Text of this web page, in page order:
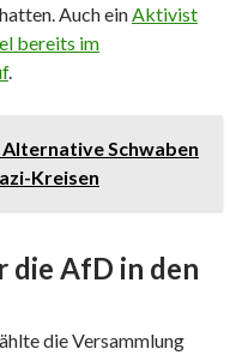
Auch ein Aktivist
bereits im
.
Alternative Schwaben
Kreisen
die AfD in den
die Versammlung